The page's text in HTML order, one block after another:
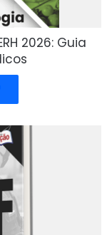
2026: Guia